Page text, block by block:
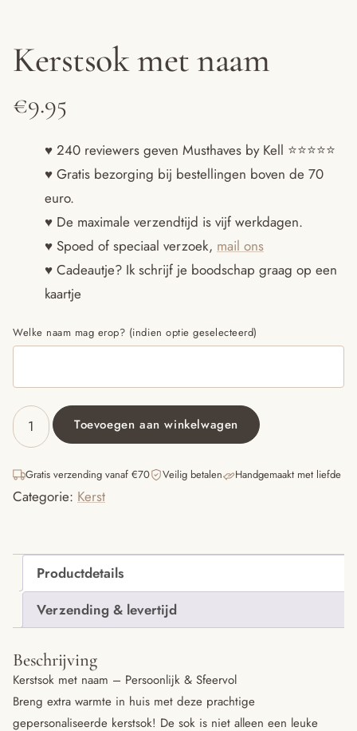
Kerstsok met naam
€9.95
♥ 240 reviewers geven Musthaves by Kell ⭐️⭐️⭐️⭐️⭐️
♥ Gratis bezorging bij bestellingen boven de 70
euro.
♥ De maximale verzendtijd is vijf werkdagen.
♥ Spoed of speciaal verzoek, mail ons
♥ Cadeautje? Ik schrijf je boodschap graag op een
kaartje
Welke naam mag erop? (indien optie geselecteerd)
Kerstsok
met
aantal
Toevoegen aan winkelwagen
Gratis verzending vanaf €70 Veilig betalen Handgemaakt met liefde
Categorie: Kerst
Productdetails
Verzending & levertijd
Beschrijving
Kerstsok met naam – Persoonlijk & Sfeervol
Breng extra warmte in huis met deze prachtige
gepersonaliseerde kerstsok! De sok is niet alleen een leuke